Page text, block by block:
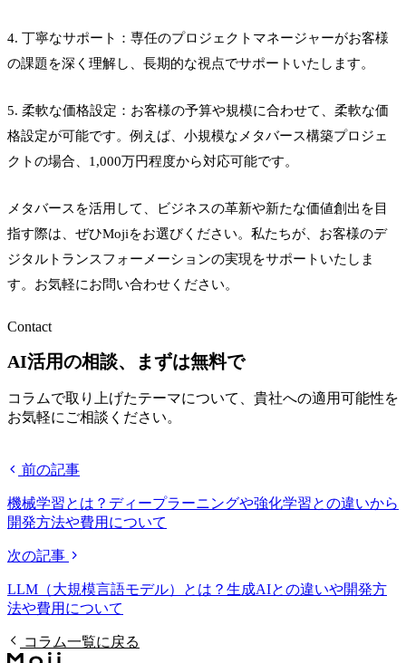
4. 丁寧なサポート：専任のプロジェクトマネージャーがお客様
の課題を深く理解し、長期的な視点でサポートいたします。
5. 柔軟な価格設定：お客様の予算や規模に合わせて、柔軟な価
格設定が可能です。例えば、小規模なメタバース構築プロジェ
クトの場合、1,000万円程度から対応可能です。
メタバースを活用して、ビジネスの革新や新たな価値創出を目
指す際は、ぜひMojiをお選びください。私たちが、お客様のデ
ジタルトランスフォーメーションの実現をサポートいたしま
す。お気軽にお問い合わせください。
Contact
AI活用の相談、まずは無料で
コラムで取り上げたテーマについて、貴社への適用可能性を
お気軽にご相談ください。
前の記事
機械学習とは？ディープラーニングや強化学習との違いから
開発方法や費用について
次の記事
LLM（大規模言語モデル）とは？生成AIとの違いや開発方
法や費用について
コラム一覧に戻る